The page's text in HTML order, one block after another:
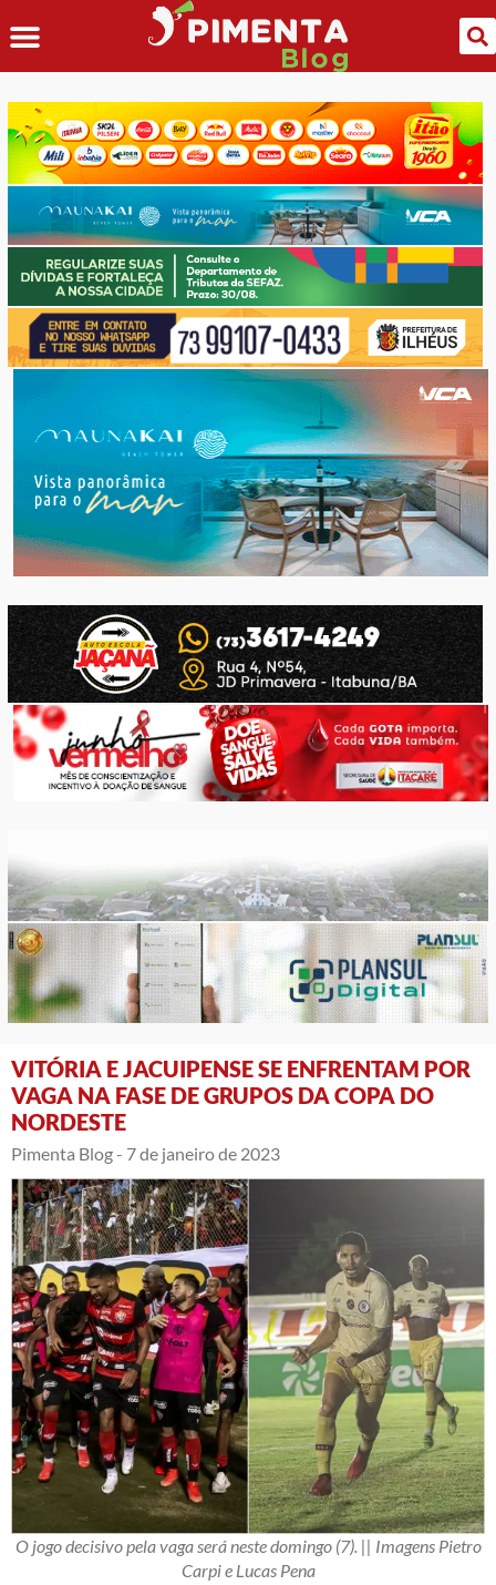
VITÓRIA E JACUIPENSE SE ENFRENTAM POR
VAGA NA FASE DE GRUPOS DA COPA DO
NORDESTE
Pimenta Blog - 7 de janeiro de 2023
O jogo decisivo pela vaga será neste domingo (7). || Imagens Pietro
Carpi e Lucas Pena